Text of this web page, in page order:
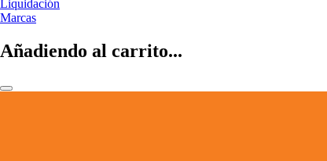
Liquidación
Marcas
Añadiendo al carrito...